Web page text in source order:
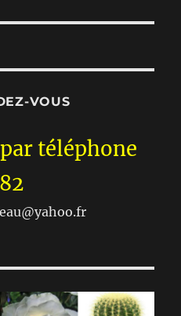
VOUS
téléphone